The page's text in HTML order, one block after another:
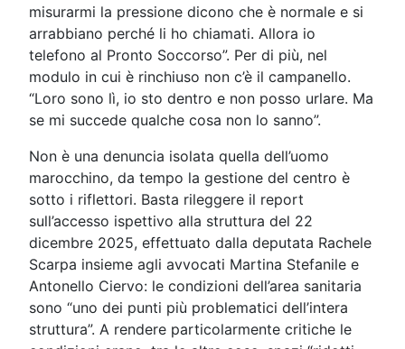
misurarmi la pressione dicono che è normale e si
arrabbiano perché li ho chiamati. Allora io
telefono al Pronto Soccorso”. Per di più, nel
modulo in cui è rinchiuso non c’è il campanello.
“Loro sono lì, io sto dentro e non posso urlare. Ma
se mi succede qualche cosa non lo sanno”.
Non è una denuncia isolata quella dell’uomo
marocchino, da tempo la gestione del centro è
sotto i riflettori. Basta rileggere il report
sull’accesso ispettivo alla struttura del 22
dicembre 2025, effettuato dalla deputata Rachele
Scarpa insieme agli avvocati Martina Stefanile e
Antonello Ciervo: le condizioni dell’area sanitaria
sono “uno dei punti più problematici dell’intera
struttura”. A rendere particolarmente critiche le